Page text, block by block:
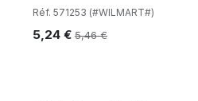
Réf. 571253 (#WILMART#)
5,24€ 5,46€